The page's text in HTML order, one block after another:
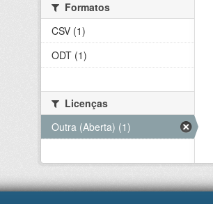
Formatos
CSV (1)
ODT (1)
Licenças
Outra (Aberta) (1)